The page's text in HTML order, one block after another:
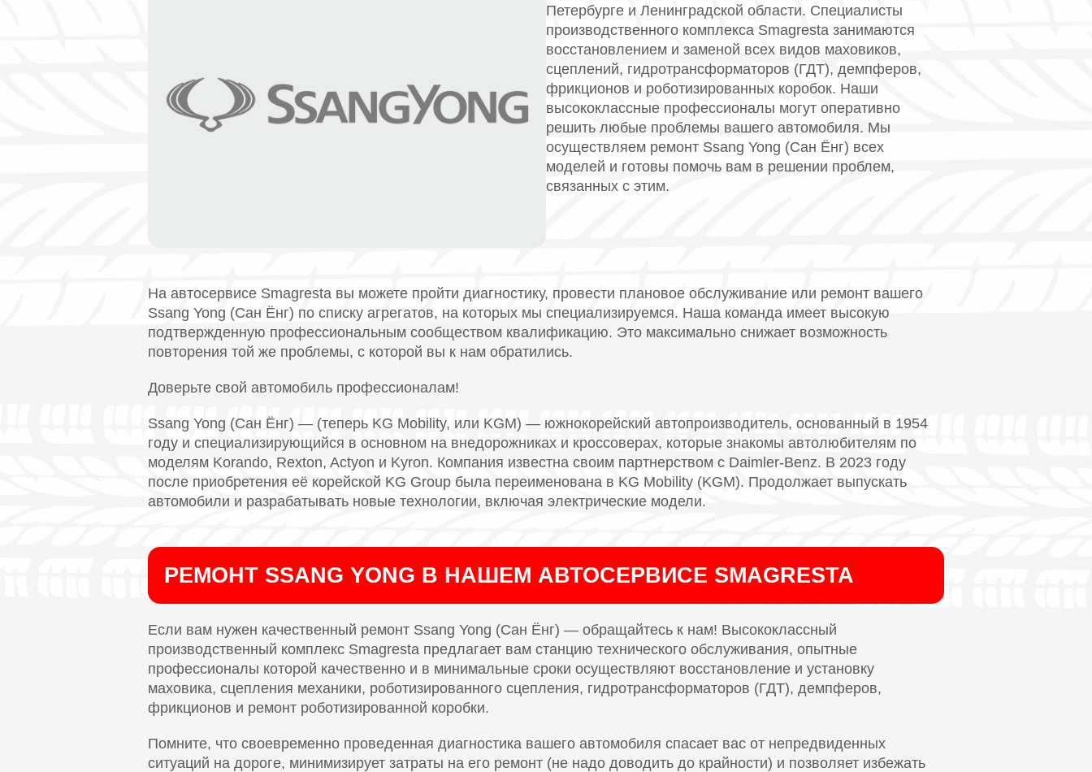
Петербурге и Ленинградской области. Специалисты
производственного комплекса Smagresta занимаются
восстановлением и заменой всех видов маховиков,
сцеплений, гидротрансформаторов (ГДТ), демпферов,
фрикционов и роботизированных коробок. Наши
высококлассные профессионалы могут оперативно
решить любые проблемы вашего автомобиля. Мы
осуществляем ремонт Ssang Yong (Сан Ёнг) всех
моделей и готовы помочь вам в решении проблем,
связанных с этим.
На автосервисе Smagresta вы можете пройти диагностику, провести плановое обслуживание или ремонт вашего
Ssang Yong (Сан Ёнг) по списку агрегатов, на которых мы специализируемся. Наша команда имеет высокую
подтвержденную профессиональным сообществом квалификацию. Это максимально снижает возможность
повторения той же проблемы, с которой вы к нам обратились.
Доверьте свой автомобиль профессионалам!
Ssang Yong (Сан Ёнг) — (теперь KG Mobility, или KGM) — южнокорейский автопроизводитель, основанный в 1954
году и специализирующийся в основном на внедорожниках и кроссоверах, которые знакомы автолюбителям по
моделям Korando, Rexton, Actyon и Kyron. Компания известна своим партнерством с Daimler-Benz. В 2023 году
после приобретения её корейской KG Group была переименована в KG Mobility (KGM). Продолжает выпускать
автомобили и разрабатывать новые технологии, включая электрические модели.
РЕМОНТ SSANG YONG В НАШЕМ АВТОСЕРВИСЕ SMAGRESTA
Если вам нужен качественный ремонт Ssang Yong (Сан Ёнг) — обращайтесь к нам! Высококлассный
производственный комплекс Smagresta предлагает вам станцию технического обслуживания, опытные
профессионалы которой качественно и в минимальные сроки осуществляют восстановление и установку
маховика, сцепления механики, роботизированного сцепления, гидротрансформаторов (ГДТ), демпферов,
фрикционов и ремонт роботизированной коробки.
Помните, что своевременно проведенная диагностика вашего автомобиля спасает вас от непредвиденных
ситуаций на дороге, минимизирует затраты на его ремонт (не надо доводить до крайности) и позволяет избежать